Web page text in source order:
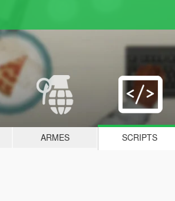
ARMES SCRIPTS